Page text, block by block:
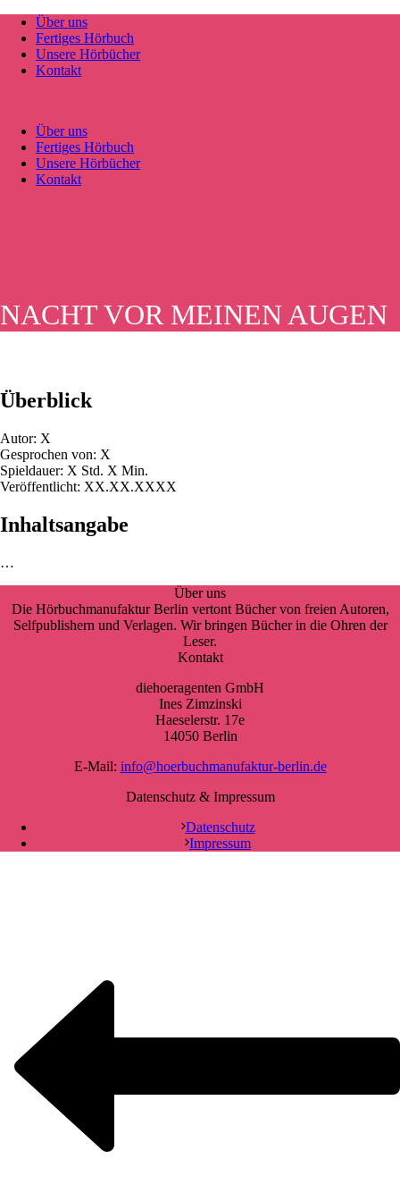
Über uns
Fertiges Hörbuch
Unsere Hörbücher
Kontakt
Über uns
Fertiges Hörbuch
Unsere Hörbücher
Kontakt
NACHT VOR MEINEN AUGEN
Überblick
Autor: X
Gesprochen von: X
Spieldauer: X Std. X Min.
Veröffentlicht: XX.XX.XXXX
Inhaltsangabe
…
Über uns
Die Hörbuchmanufaktur Berlin vertont Bücher von freien Autoren,
Selfpublishern und Verlagen. Wir bringen Bücher in die Ohren der
Leser.
Kontakt
diehoeragenten GmbH
Ines Zimzinski
Haeselerstr. 17e
14050 Berlin
E-Mail: info@hoerbuchmanufaktur-berlin.de
Datenschutz & Impressum
Datenschutz
Impressum